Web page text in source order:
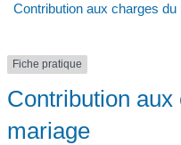
Contribution aux charges du
Fiche pratique
Contribution aux
mariage